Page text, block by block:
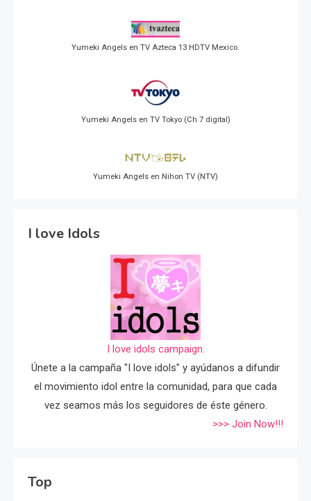
Yumeki Angels en TV Azteca 13 HDTV Mexico.
Yumeki Angels en TV Tokyo (Ch 7 digital)
Yumeki Angels en Nihon TV (NTV)
I love Idols
I love idols campaign.
Únete a la campaña "I love idols" y ayúdanos a difundir
el movimiento idol entre la comunidad, para que cada
vez seamos más los seguidores de éste género.
>>> Join Now!!!
Top